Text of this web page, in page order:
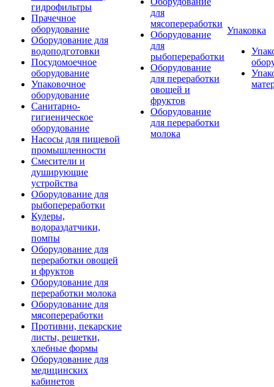
гидрофильтры
Прачечное
оборудование
Оборудование для
водоподготовки
Посудомоечное
оборудование
Упаковочное
оборудование
Санитарно-
гигиеническое
оборудование
Насосы для пищевой
промышленности
Смесители и
душирующие
устройства
Оборудование для
рыбопереработки
Кулеры,
водораздатчики,
помпы
Оборудование для
переработки овощей
и фруктов
Оборудование для
переработки молока
Оборудование для
мясопереработки
Противни, пекарские
листы, решетки,
хлебные формы
Оборудование для
медицинских
кабинетов
для
мясопереработки
Оборудование
для
рыбопереработки
Оборудование
для переработки
овощей и
фруктов
Оборудование
для переработки
молока
Упаковка